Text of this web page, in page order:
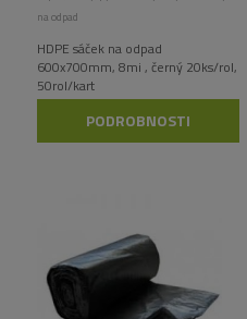
na odpad
HDPE sáček na odpad
600x700mm, 8mi , černý 20ks/rol,
50rol/kart
PODROBNOSTI